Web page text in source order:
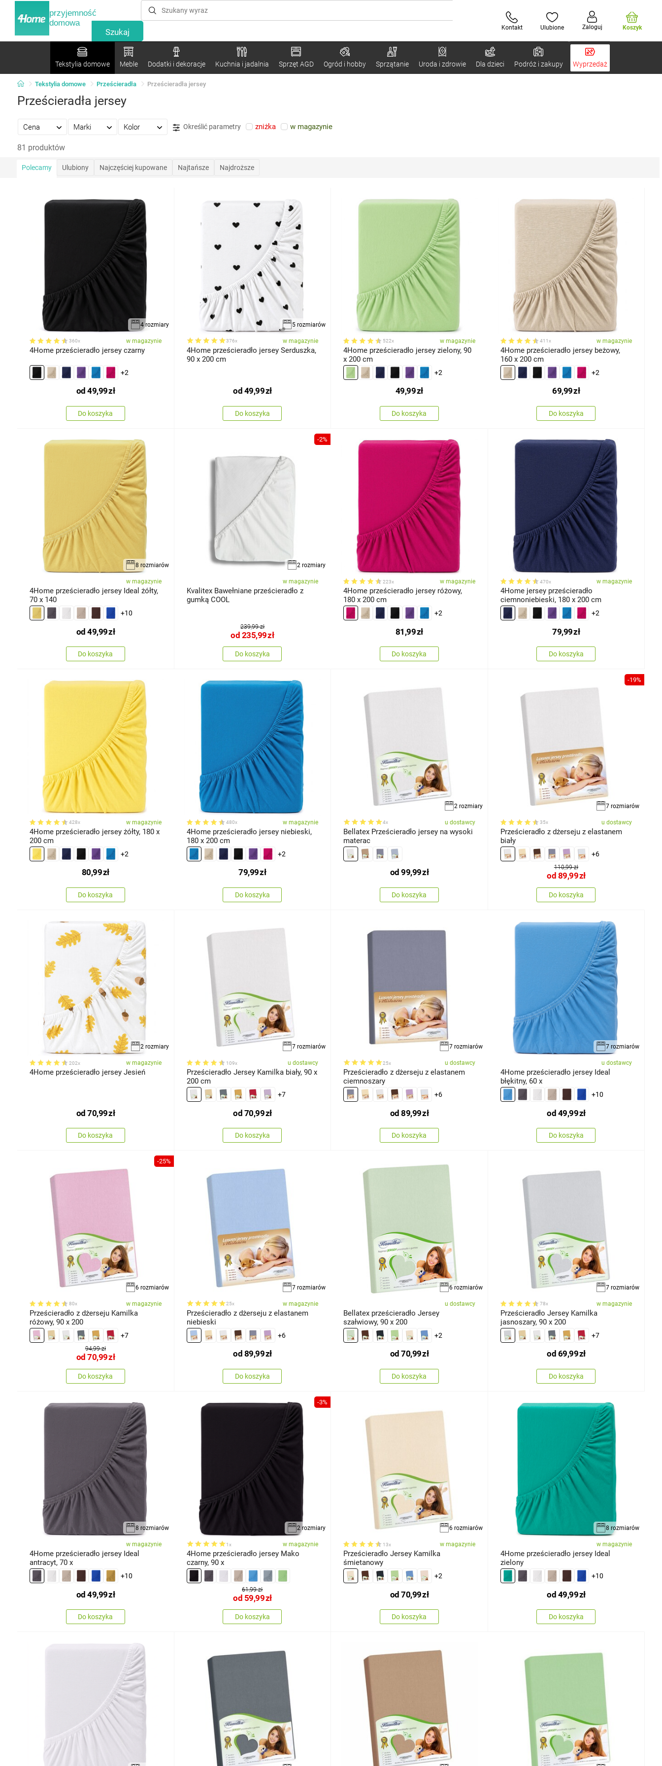
przyjemność
domowa
Kontakt Ulubione Zaloguj Koszyk
Tekstylia domowe Meble Dodatki i dekoracje Kuchnia i jadalnia Sprzęt AGD Ogród i hobby Sprzątanie Uroda i zdrowie Dla dzieci Podróż i zakupy Wyprzedaż
Tekstylia domowe Prześcieradła Prześcieradła jersey
Prześcieradła jersey
Cena Marki Kolor Określić parametry zniżka w magazynie
81 produktów
Polecamy Ulubiony Najczęściej kupowane Najtańsze Najdroższe
4 rozmiary
360x w magazynie
4Home prześcieradło jersey czarny
+2
od 49,99zł
Do koszyka
5 rozmiarów
376x w magazynie
4Home prześcieradło jersey Serduszka,
90 x 200 cm
od 49,99zł
Do koszyka
522x w magazynie
4Home prześcieradło jersey zielony, 90
x 200 cm
+2
49,99zł
Do koszyka
411x w magazynie
4Home prześcieradło jersey beżowy,
160 x 200 cm
+2
69,99zł
Do koszyka
8 rozmiarów
w magazynie
4Home prześcieradło jersey Ideal żółty,
70 x 140
+10
od 49,99zł
Do koszyka
-2%
2 rozmiary
w magazynie
Kvalitex Bawełniane prześcieradło z
gumką COOL
239,99 zł
od 235,99zł
Do koszyka
223x w magazynie
4Home prześcieradło jersey różowy,
180 x 200 cm
+2
81,99zł
Do koszyka
470x w magazynie
4Home jersey prześcieradło
ciemnoniebieski, 180 x 200 cm
+2
79,99zł
Do koszyka
428x w magazynie
4Home prześcieradło jersey żółty, 180 x
200 cm
+2
80,99zł
Do koszyka
480x w magazynie
4Home prześcieradło jersey niebieski,
180 x 200 cm
+2
79,99zł
Do koszyka
2 rozmiary
4x u dostawcy
Bellatex Prześcieradło jersey na wysoki
materac
od 99,99zł
Do koszyka
-19%
7 rozmiarów
35x u dostawcy
Prześcieradło z dżerseju z elastanem
biały
+6
110,99 zł
od 89,99zł
Do koszyka
2 rozmiary
202x w magazynie
4Home prześcieradło jersey Jesień
od 70,99zł
Do koszyka
7 rozmiarów
109x u dostawcy
Prześcieradło Jersey Kamilka biały, 90 x
200 cm
+7
od 70,99zł
Do koszyka
7 rozmiarów
25x u dostawcy
Prześcieradło z dżerseju z elastanem
ciemnoszary
+6
od 89,99zł
Do koszyka
7 rozmiarów
u dostawcy
4Home prześcieradło jersey Ideal
błękitny, 60 x
+10
od 49,99zł
Do koszyka
-25%
6 rozmiarów
80x w magazynie
Prześcieradło z dżerseju Kamilka
różowy, 90 x 200
+7
94,99 zł
od 70,99zł
Do koszyka
7 rozmiarów
25x w magazynie
Prześcieradło z dżerseju z elastanem
niebieski
+6
od 89,99zł
Do koszyka
6 rozmiarów
u dostawcy
Bellatex prześcieradło Jersey
szałwiowy, 90 x 200
+2
od 70,99zł
Do koszyka
7 rozmiarów
78x w magazynie
Prześcieradło Jersey Kamilka
jasnoszary, 90 x 200
+7
od 69,99zł
Do koszyka
8 rozmiarów
w magazynie
4Home prześcieradło jersey Ideal
antracyt, 70 x
+10
od 49,99zł
Do koszyka
-3%
2 rozmiary
1x w magazynie
4Home prześcieradło jersey Mako
czarny, 90 x
61,99 zł
od 59,99zł
Do koszyka
6 rozmiarów
13x w magazynie
Prześcieradło Jersey Kamilka
śmietanowy
+2
od 70,99zł
Do koszyka
8 rozmiarów
w magazynie
4Home prześcieradło jersey Ideal
zielony
+10
od 49,99zł
Do koszyka